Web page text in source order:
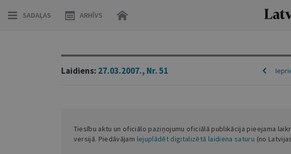
SADAĻAS ARHĪVS
Laidiens: 27.03.2007., Nr. 51
Tiesību aktu un oficiālo paziņojumu oficiālā publikācija pieejama
versijā. Piedāvājam lejuplādēt digitalizētā laidiena saturu (no